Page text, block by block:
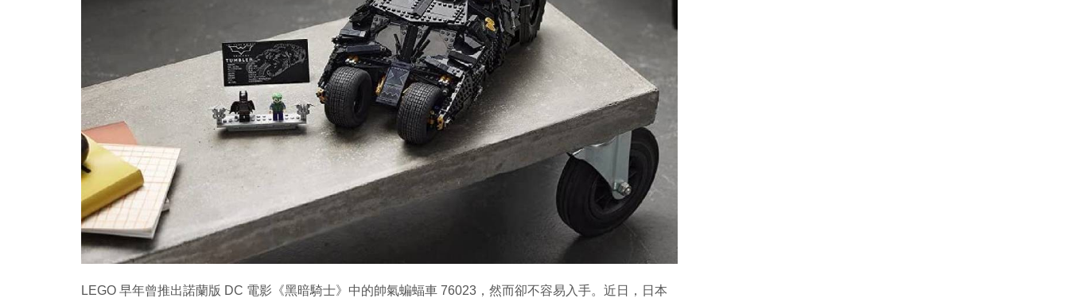
LEGO 早年曾推出諾蘭版 DC 電影《黑暗騎士》中的帥氣蝙蝠車 76023，然而卻不容易入手。近日，日本